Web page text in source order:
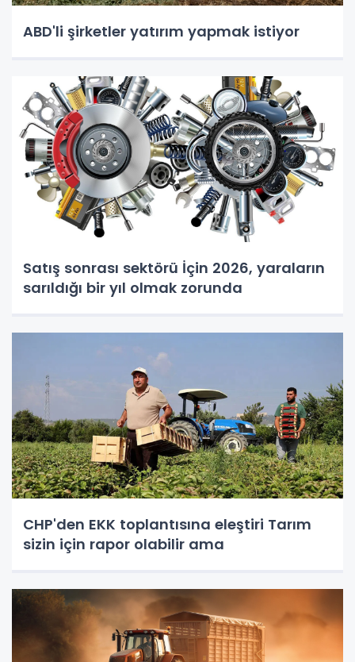
ABD'li şirketler yatırım yapmak istiyor
Satış sonrası sektörü İçin 2026, yaraların
sarıldığı bir yıl olmak zorunda
CHP'den EKK toplantısına eleştiri Tarım
sizin için rapor olabilir ama